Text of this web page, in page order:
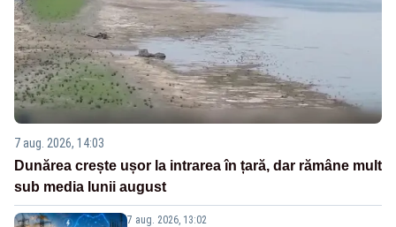
7 aug. 2026, 14:03
Dunărea crește ușor la intrarea în țară, dar rămâne mult
sub media lunii august
7 aug. 2026, 13:02